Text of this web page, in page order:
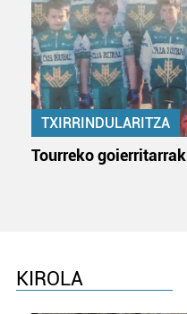
TXIRRINDULARITZA
Tourreko goierritarrak
KIROLA